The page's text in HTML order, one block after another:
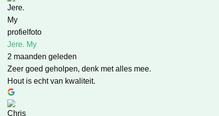
Jere. My
2 maanden geleden
Zeer goed geholpen, denk met alles mee.
Hout is echt van kwaliteit.